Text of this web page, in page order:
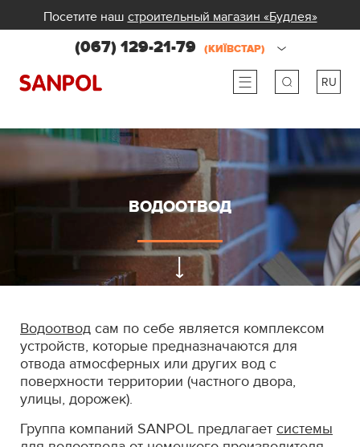
Посетите наш строительный магазин «Будлея»
(067) 129-21-79 (КИЇВСТАР)
RU
ua
ВОДООТВОД
Водоотвод сам по себе является комплексом
устройств, которые предназначаются для
отвода атмосферных или других вод с
поверхности территории (частного двора,
улицы, дорожек).
Группа компаний SANPOL предлагает системы